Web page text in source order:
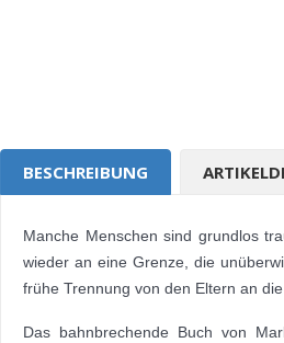
BESCHREIBUNG
Manche Menschen sind grundlos
wieder an eine Grenze, die
frühe Trennung von den Eltern an
Das bahnbrechende Buch von